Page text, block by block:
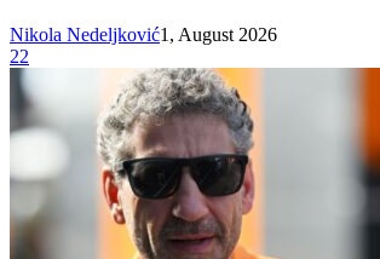
Nikola Nedeljković1, August 2026
22